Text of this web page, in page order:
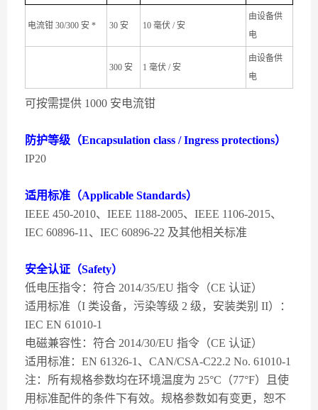
电流钳 30/300 安 * 30 安 10 毫伏 / 安
由设备供
电
300 安 1 毫伏 / 安
由设备供
电
可按需提供 1000 安电流钳
防护等级（Encapsulation class / Ingress protections）
IP20
适用标准（Applicable Standards）
IEEE 450-2010、IEEE 1188-2005、IEEE 1106-2015、
IEC 60896-11、IEC 60896-22 及其他相关标准
安全认证（Safety）
低电压指令：符合 2014/35/EU 指令（CE 认证）
适用标准（I 类设备，污染等级 2 级，安装类别 II）：
IEC EN 61010-1
电磁兼容性：符合 2014/30/EU 指令（CE 认证）
适用标准：EN 61326-1、CAN/CSA-C22.2 No. 61010-1
注：所有规格参数均在环境温度为 25°C（77°F）且使
用标准配件的条件下有效。规格参数如有变更，恕不